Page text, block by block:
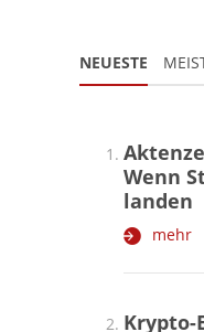
NEUESTE
Wenn
landen
mehr
Krypto-